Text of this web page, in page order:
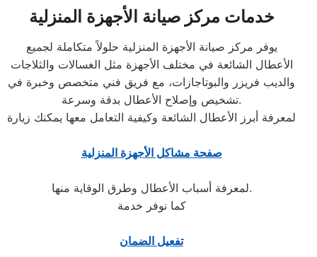
خدمات مركز صيانة الأجهزة المنزلية
يوفر مركز صيانة الأجهزة المنزلية حلولاً متكاملة لجميع
الأعطال الشائعة في مختلف الأجهزة مثل الغسالات والثلاجات
والديب فريزر والبوتاجازات، مع فريق فني متخصص وخبرة في
تشخيص وإصلاح الأعطال بدقة وسرعة.
لمعرفة أبرز الأعطال الشائعة وكيفية التعامل معها يمكنك زيارة
صفحة مشاكل الأجهزة المنزلية
لمعرفة أسباب الأعطال وطرق الوقاية منها.
كما نوفر خدمة
تفعيل الضمان